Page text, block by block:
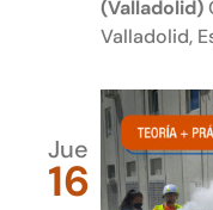
(Valladolid)
Valladolid,
Jue
16